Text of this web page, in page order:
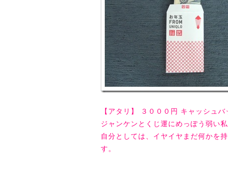
【アタリ】 ３０００円 キャッシュバ
ジャンケンとくじ運にめっぽう弱い
自分としては、イヤイヤまだ何かを
す。